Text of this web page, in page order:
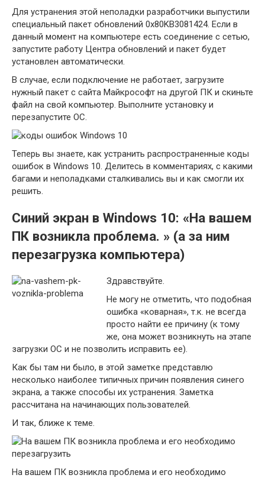
Для устранения этой неполадки разработчики выпустили
специальный пакет обновлений 0x80KB3081424. Если в
данный момент на компьютере есть соединение с сетью,
запустите работу Центра обновлений и пакет будет
установлен автоматически.
В случае, если подключение не работает, загрузите
нужный пакет с сайта Майкрософт на другой ПК и скиньте
файл на свой компьютер. Выполните установку и
перезапустите ОС.
Теперь вы знаете, как устранить распространенные коды
ошибок в Windows 10. Делитесь в комментариях, с какими
багами и неполадками сталкивались вы и как смогли их
решить.
Синий экран в Windows 10: «На вашем
ПК возникла проблема. » (а за ним
перезагрузка компьютера)
Здравствуйте.
Не могу не отметить, что подобная
ошибка «коварная», т.к. не всегда
просто найти ее причину (к тому
же, она может возникнуть на этапе
загрузки ОС и не позволить исправить ее).
Как бы там ни было, в этой заметке представлю
несколько наиболее типичных причин появления синего
экрана, а также способы их устранения. Заметка
рассчитана на начинающих пользователей.
И так, ближе к теме.
На вашем ПК возникла проблема и его необходимо